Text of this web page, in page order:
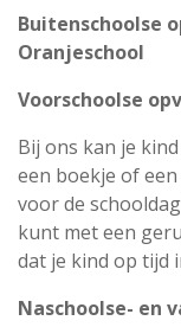
Buitenschoolse
Oranjeschool
Voorschoolse
Bij ons kan je
een boekje of
voor de
kunt met een
dat je kind op tijd
Naschoolse- en